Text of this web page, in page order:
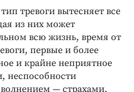
тревоги вытесняет все
из них может
всю жизнь, время от
первые и более
и крайне неприятное
неспособности
— страхами,